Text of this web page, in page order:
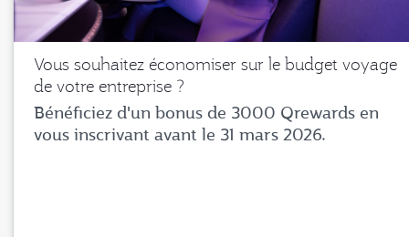
Vous souhaitez économiser sur le budget voyage
de votre entreprise ?
Bénéficiez d'un bonus de 3000 Qrewards en
vous inscrivant avant le 31 mars 2026.